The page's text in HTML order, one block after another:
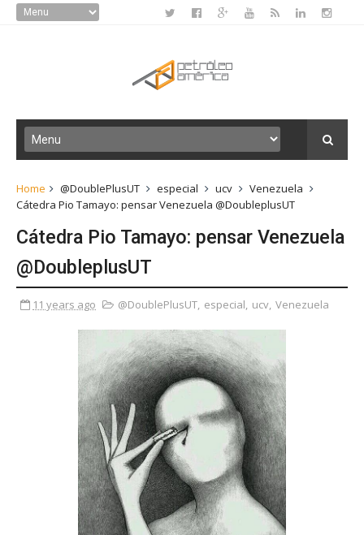
Home @DoublePlusUT especial ucv
Venezuela
Cátedra Pio Tamayo: pensar Venezuela @DoubleplusUT
Cátedra Pio Tamayo: pensar Venezuela
@DoubleplusUT
11 years ago @DoublePlusUT, especial, ucv, Venezuela